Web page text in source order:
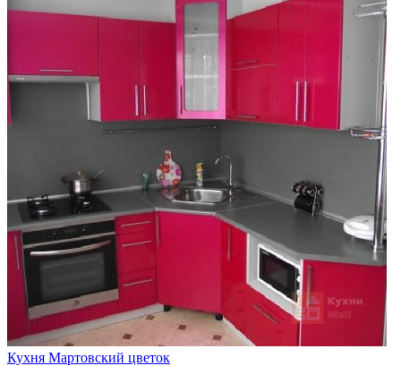
Кухня Мартовский цветок